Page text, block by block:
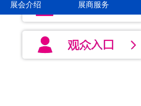
展会介绍 展商服务